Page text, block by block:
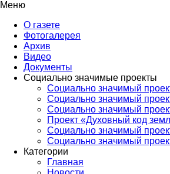
Меню
О газете
Фотогалерея
Архив
Видео
Документы
Социально значимые проекты
Социально значимый
Социально значимый
Социально значимый
Проект «Духовный код
Социально значимый
Социально значимый
Категории
Главная